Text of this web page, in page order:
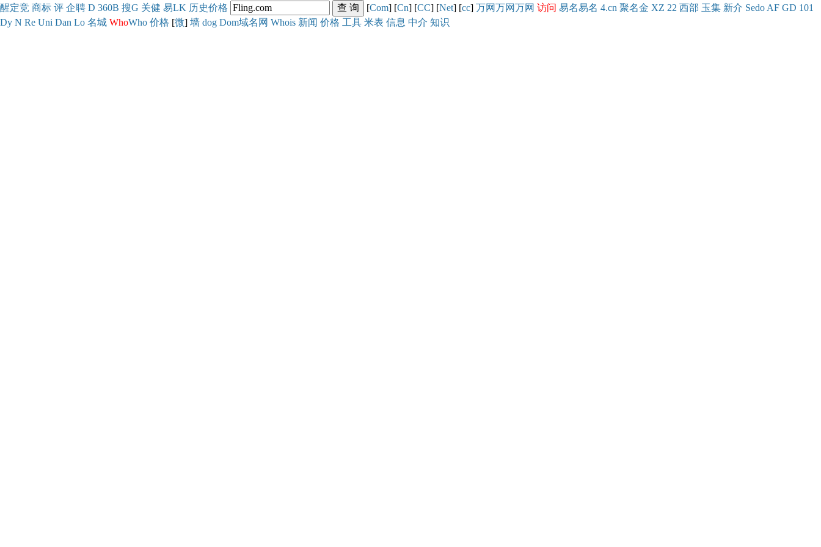
醒定竞 商标 评 企聘 D 360B 搜G 关健 易LK 历史价格 [Com] [Cn] [CC] [Net] [cc] 万网万网万网 访问 易名易名 4.cn 聚名金 XZ 22 西部 玉集 新介 Sedo AF GD 101
Dy N Re Uni Dan Lo 名城 WhoWho 价格 [微] 墙 dog Dom域名网 Whois 新闻 价格 工具 米表 信息 中介 知识